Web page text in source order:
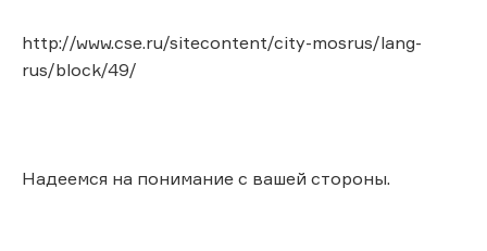
http://www.cse.ru/sitecontent/city-mosrus/lang-
rus/block/49/
Надеемся на понимание с вашей стороны.